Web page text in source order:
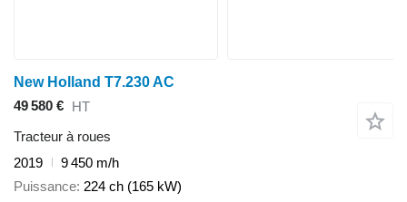
New Holland T7.230 AC
49 580 € HT
Tracteur à roues
2019
9 450 m/h
Puissance 224 ch (165 kW)